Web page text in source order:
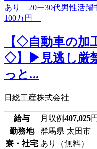
【◇自動車の加
◇】▶見逃し厳
っと...
日総工産株式会社
給与 月収例407,025円
勤務地
群馬県 太田市
寮・社宅 あり（無料）